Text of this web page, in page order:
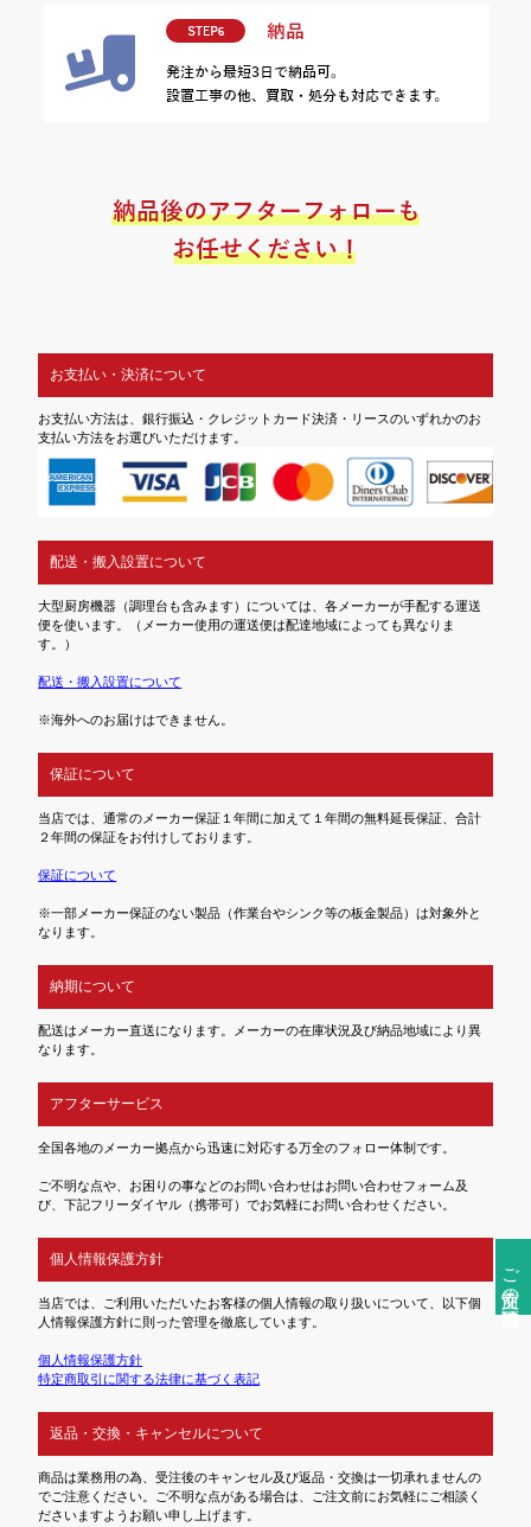
ご注文前の確認事項
お支払い・決済について
お支払い方法は、銀行振込・クレジットカード決済・リースのいずれかのお
支払い方法をお選びいただけます。
配送・搬入設置について
大型厨房機器（調理台も含みます）については、各メーカーが手配する運送
便を使います。（メーカー使用の運送便は配達地域によっても異なりま
す。）
配送・搬入設置について
※海外へのお届けはできません。
保証について
当店では、通常のメーカー保証１年間に加えて１年間の無料延長保証、合計
２年間の保証をお付けしております。
保証について
※一部メーカー保証のない製品（作業台やシンク等の板金製品）は対象外と
なります。
納期について
配送はメーカー直送になります。メーカーの在庫状況及び納品地域により異
なります。
アフターサービス
全国各地のメーカー拠点から迅速に対応する万全のフォロー体制です。
ご不明な点や、お困りの事などのお問い合わせはお問い合わせフォーム及
び、下記フリーダイヤル（携帯可）でお気軽にお問い合わせください。
個人情報保護方針
当店では、ご利用いただいたお客様の個人情報の取り扱いについて、以下個
人情報保護方針に則った管理を徹底しています。
個人情報保護方針
特定商取引に関する法律に基づく表記
返品・交換・キャンセルについて
商品は業務用の為、受注後のキャンセル及び返品・交換は一切承れませんの
でご注意ください。ご不明な点がある場合は、ご注文前にお気軽にご相談く
ださいますようお願い申し上げます。